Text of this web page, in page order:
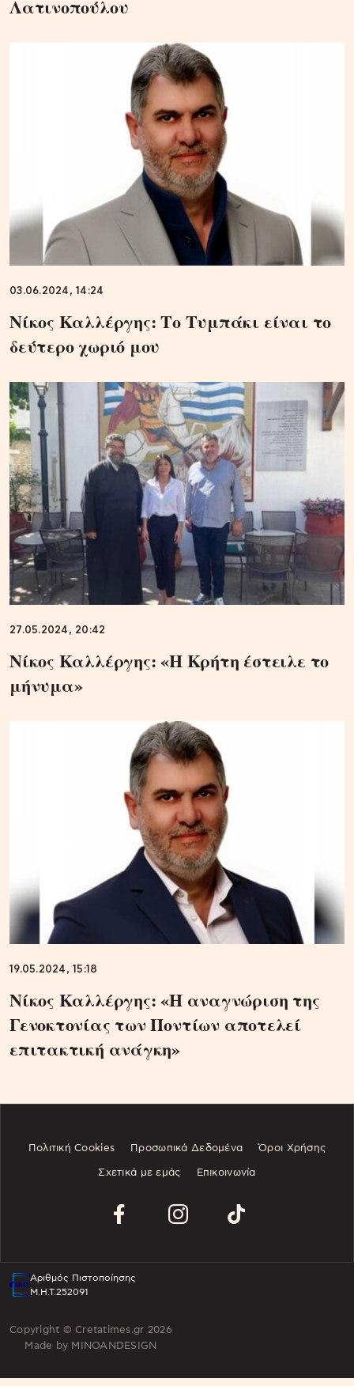
Λατινοπούλου
03.06.2024, 14:24
Νίκος Καλλέργης: Το Τυμπάκι είναι το
δεύτερο χωριό μου
27.05.2024, 20:42
Νίκος Καλλέργης: «Η Κρήτη έστειλε το
μήνυμα»
19.05.2024, 15:18
Νίκος Καλλέργης: «Η αναγνώριση της
Γενοκτονίας των Ποντίων αποτελεί
επιτακτική ανάγκη»
Πολιτική Cookies Προσωπικά Δεδομένα Όροι Χρήσης
Σχετικά με εμάς Επικοινωνία
Αριθμός Πιστοποίησης
Μ.Η.Τ.252091
Copyright © Cretatimes.gr 2026
Made by MINOANDESIGN